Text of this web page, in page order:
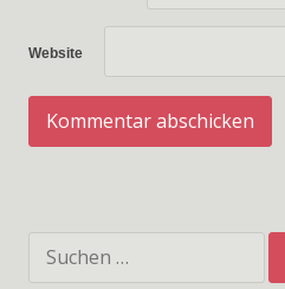
Website
nach: